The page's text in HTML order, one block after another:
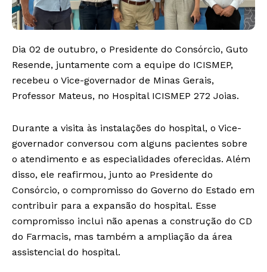
Dia 02 de outubro, o Presidente do Consórcio, Guto
Resende, juntamente com a equipe do ICISMEP,
recebeu o Vice-governador de Minas Gerais,
Professor Mateus, no Hospital ICISMEP 272 Joias.
Durante a visita às instalações do hospital, o Vice-
governador conversou com alguns pacientes sobre
o atendimento e as especialidades oferecidas. Além
disso, ele reafirmou, junto ao Presidente do
Consórcio, o compromisso do Governo do Estado em
contribuir para a expansão do hospital. Esse
compromisso inclui não apenas a construção do CD
do Farmacis, mas também a ampliação da área
assistencial do hospital.